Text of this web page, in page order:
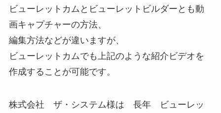
ビューレットカムとビューレットビルダーとも動
画キャプチャーの方法、
編集方法などが違いますが、
ビューレットカムでも上記のような紹介ビデオを
作成することが可能です。
株式会社 ザ・システム様は 長年 ビューレッ